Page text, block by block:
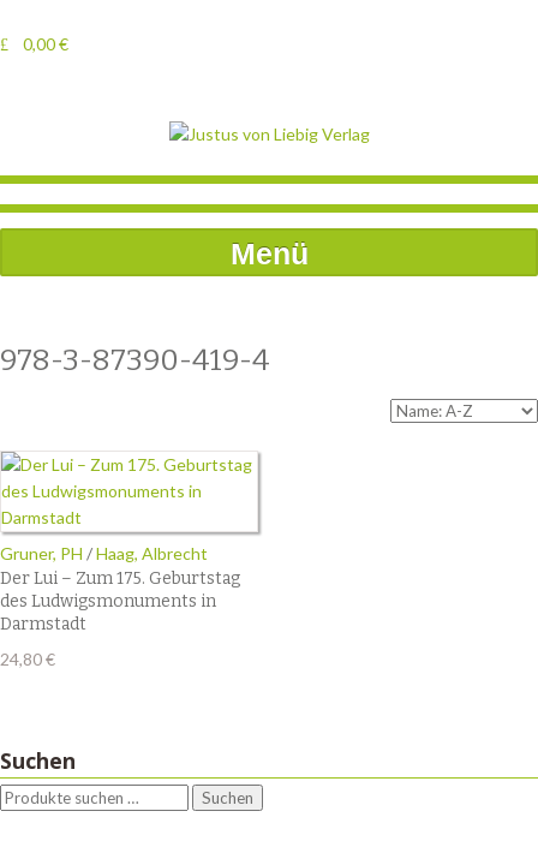
0,00€
Menü
978-3-87390-419-4
Gruner, PH /Haag, Albrecht
Der Lui – Zum 175. Geburtstag
des Ludwigsmonuments in
Darmstadt
24,80€
Suchen
Suchen